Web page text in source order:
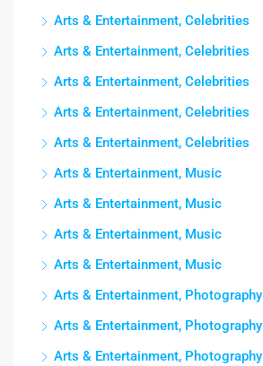
Arts & Entertainment, Celebrities
Arts & Entertainment, Celebrities
Arts & Entertainment, Celebrities
Arts & Entertainment, Celebrities
Arts & Entertainment, Celebrities
Arts & Entertainment, Music
Arts & Entertainment, Music
Arts & Entertainment, Music
Arts & Entertainment, Music
Arts & Entertainment, Photography
Arts & Entertainment, Photography
Arts & Entertainment, Photography